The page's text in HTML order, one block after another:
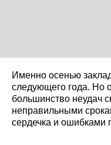
Именно осенью
следующего года. Но
большинство неудач
неправильными
сердечка и ошибками